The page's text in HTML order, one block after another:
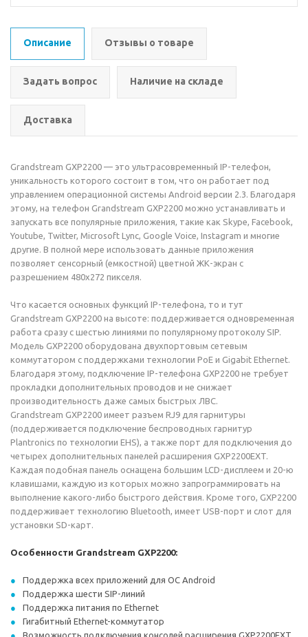
Описание Отзывы о товаре
Задать вопрос Наличие на складе
Доставка
Grandstream GXP2200 — это ультрасовременный IP-телефон,
уникальность которого состоит в том, что он работает под
управлением операционной системы Android версии 2.3. Благодаря
этому, на телефон Grandstream GXP2200 можно устанавливать и
запускать все популярные приложения, такие как Skype, Facebook,
Youtube, Twitter, Microsoft Lync, Google Voice, Instagram и многие
другие. В полной мере использовать данные приложения
позволяет сенсорный (емкостной) цветной ЖК-экран с
разрешением 480x272 пикселя.
Что касается основных функций IP-телефона, то и тут
Grandstream GXP2200 на высоте: поддерживается одновременная
работа сразу с шестью линиями по популярному протоколу SIP.
Модель GXP2200 оборудована двухпортовым сетевым
коммутатором с поддержками технологии PoE и Gigabit Ethernet.
Благодаря этому, подключение IP-телефона GXP2200 не требует
прокладки дополнительных проводов и не снижает
производительность даже самых быстрых ЛВС.
Grandstream GXP2200 имеет разъем RJ9 для гарнитуры
(поддерживается подключение беспроводных гарнитур
Plantronics по технологии EHS), а также порт для подключения до
четырех дополнительных панелей расширения GXP2200EXT.
Каждая подобная панель оснащена большим LCD-дисплеем и 20-ю
клавишами, каждую из которых можно запрограммировать на
выполнение какого-либо быстрого действия. Кроме того, GXP2200
поддерживает технологию Bluetooth, имеет USB-порт и слот для
установки SD-карт.
Особенности Grandstream GXP2200:
Поддержка всех приложений для ОС Android
Поддержка шести SIP-линий
Поддержка питания по Ethernet
Гигабитный Ethernet-коммутатор
Возможность подключения консолей расширения GXP2200EXT